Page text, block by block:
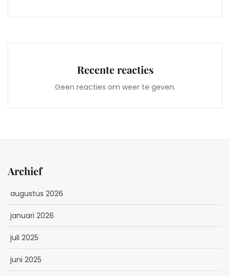
Recente reacties
Geen reacties om weer te geven.
Archief
augustus 2026
januari 2026
juli 2025
juni 2025